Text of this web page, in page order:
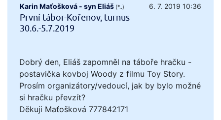
Karin Maťošková - syn Eliáš (*..) 6. 7. 2019 10:36
První tábor-Kořenov, turnus
30.6.-5.7.2019
Dobrý den, Eliáš zapomněl na táboře hračku -
postavička kovboj Woody z filmu Toy Story.
Prosím organizátory/vedoucí, jak by bylo možné
si hračku převzít?
Děkuji Maťošková 777842171